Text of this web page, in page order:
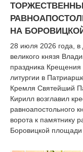
НА
28 июля 2026 года, в
великого князя
праздника Крещения
литургии в
Кремля Святейший
Кирилл возглавил
равноапостольного
ворота к памятнику
Боровицкой площади